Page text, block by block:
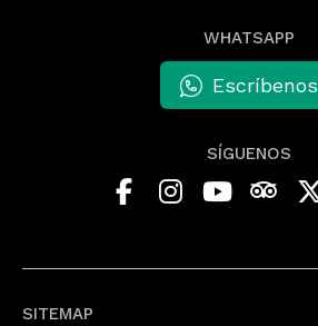
SITEMAP
WHATSAPP
Escríbenos
SÍGUENOS